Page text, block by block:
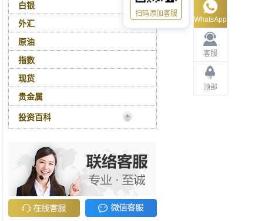
客服
顶部
WhatsApp
扫码添加客服
白银
外汇
原油
指数
现货
贵金属
投资百科